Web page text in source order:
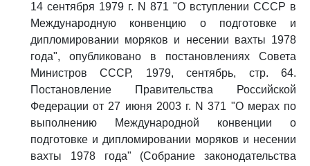
14 сентября 1979 г. N 871 "О вступлении СССР в
Международную конвенцию о подготовке и
дипломировании моряков и несении вахты 1978
года", опубликовано в постановлениях Совета
Министров СССР, 1979, сентябрь, стр. 64.
Постановление Правительства Российской
Федерации от 27 июня 2003 г. N 371 "О мерах по
выполнению Международной конвенции о
подготовке и дипломировании моряков и несении
вахты 1978 года" (Собрание законодательства